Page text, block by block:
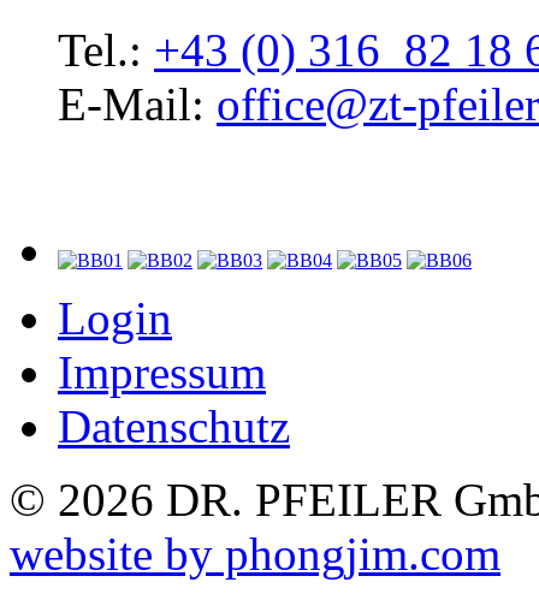
Tel.: +43 (0) 316 82 18
E-Mail: office@zt-
Login
Impressum
Datenschutz
© 2026 DR. PFEILER
website by phongjim.com